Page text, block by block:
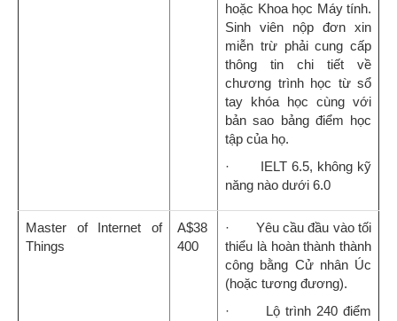
hoặc Khoa học Máy tính.
Sinh viên nộp đơn xin
miễn trừ phải cung cấp
thông tin chi tiết về
chương trình học từ sổ
tay khóa học cùng với
bản sao bảng điểm học
tập của họ.
· IELT 6.5, không kỹ
năng nào dưới 6.0
Master of Internet of
Things
A$38
400
· Yêu cầu đầu vào tối
thiểu là hoàn thành thành
công bằng Cử nhân Úc
(hoặc tương đương).
· Lộ trình 240 điểm